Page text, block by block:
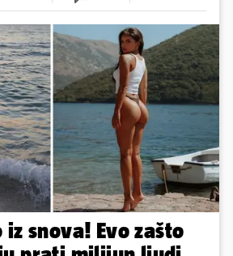
iz snova! Evo zašto